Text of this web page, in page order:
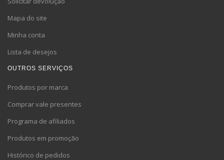
Mapa do site
Minha conta
Lista de desejos
OUTROS SERVIÇOS
Produtos por marca
Comprar vale presentes
Programa de afiliados
Produtos em promoção
Histórico de pedidos